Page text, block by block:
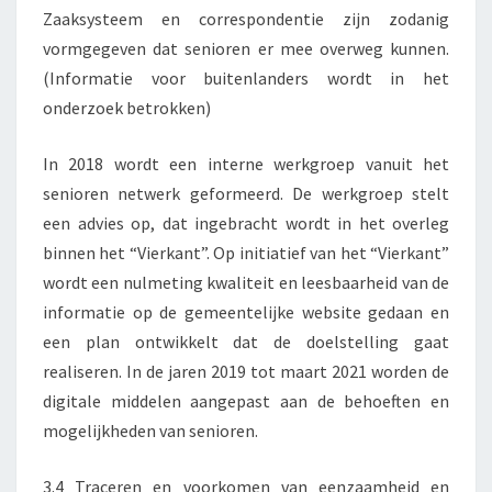
Zaaksysteem en correspondentie zijn zodanig
vormgegeven dat senioren er mee overweg kunnen.
(Informatie voor buitenlanders wordt in het
onderzoek betrokken)
In 2018 wordt een interne werkgroep vanuit het
senioren netwerk geformeerd. De werkgroep stelt
een advies op, dat ingebracht wordt in het overleg
binnen het “Vierkant”. Op initiatief van het “Vierkant”
wordt een nulmeting kwaliteit en leesbaarheid van de
informatie op de gemeentelijke website gedaan en
een plan ontwikkelt dat de doelstelling gaat
realiseren. In de jaren 2019 tot maart 2021 worden de
digitale middelen aangepast aan de behoeften en
mogelijkheden van senioren.
3.4 Traceren en voorkomen van eenzaamheid en